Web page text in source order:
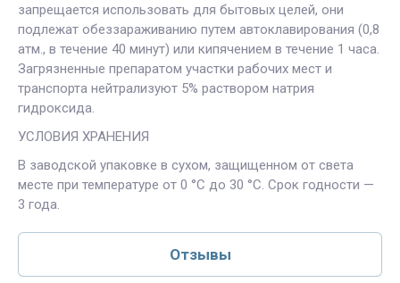
запрещается использовать для бытовых целей, они
подлежат обеззараживанию путем автоклавирования (0,8
атм., в течение 40 минут) или кипячением в течение 1 часа.
Загрязненные препаратом участки рабочих мест и
транспорта нейтрализуют 5% раствором натрия
гидроксида.
УСЛОВИЯ ХРАНЕНИЯ
В заводской упаковке в сухом, защищенном от света
месте при температуре от 0 °С до 30 °С. Срок годности —
3 года.
Отзывы